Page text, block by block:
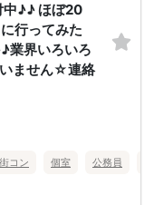
中♪♪ ほぼ20
行ってみた
業界いろいろ
ません☆連絡
街コン 個室 公務員